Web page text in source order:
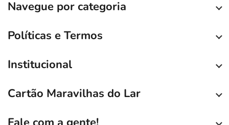
Navegue por categoria
Políticas e Termos
Institucional
Cartão Maravilhas do Lar